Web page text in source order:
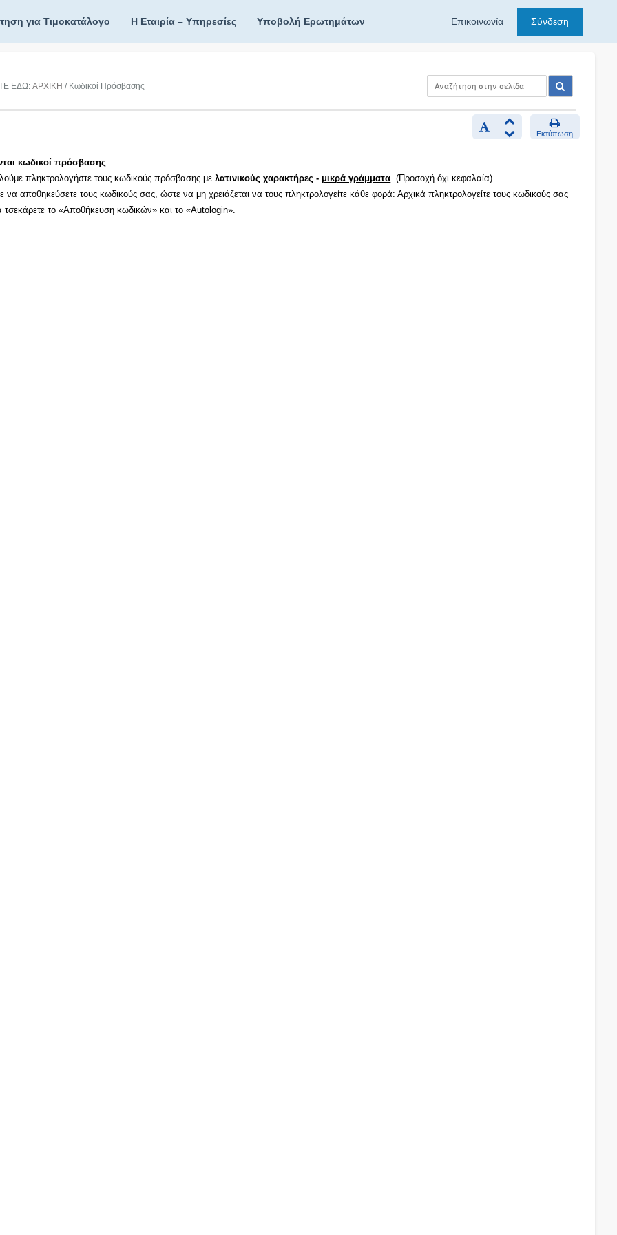
για Τιμοκατάλογο Η Εταιρία – Υπηρεσίες Υποβολή Ερωτημάτων Επικοινωνία Σύνδεση
ΕΔΩ:ΑΡΧΙΚΗ / Κωδικοί Πρόσβασης
Εκτύπωση
κωδικοί πρόσβασης
πληκτρολογήστε τους κωδικούς πρόσβασης μελατινικούς χαρακτήρες - μικρά γράμματα (Προσοχή όχι κεφαλαία).
να αποθηκεύσετε τους κωδικούς σας, ώστε να μη χρειάζεται να τους πληκτρολογείτε κάθε φορά: Αρχικά πληκτρολογείτε τους κωδικούς σας
τσεκάρετε το «Αποθήκευση κωδικών» και το «Autologin».